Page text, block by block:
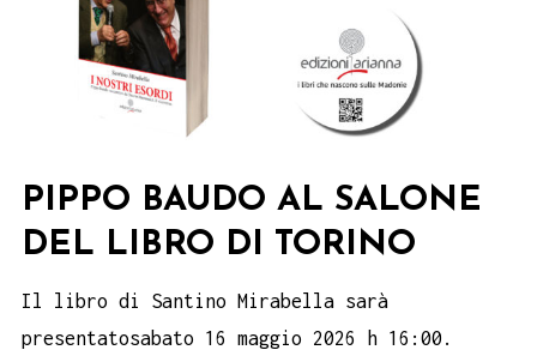
PIPPO BAUDO AL SALONE
DEL LIBRO DI TORINO
Il libro di Santino Mirabella sarà
presentatosabato 16 maggio 2026 h 16:00.